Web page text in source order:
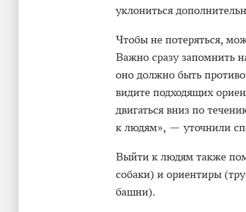
уклониться
Чтобы не потеряться,
Важно сразу запомнить
оно должно быть
видите подходящих
двигаться вниз по
к людям», — уточнили
Выйти к людям также
собаки) и ориентиры
башни).